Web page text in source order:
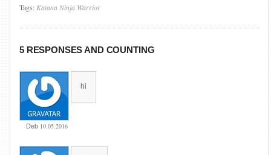
Tags: Katana Ninja Warrior
5 RESPONSES AND COUNTING
Deb 10.05.2016
hi